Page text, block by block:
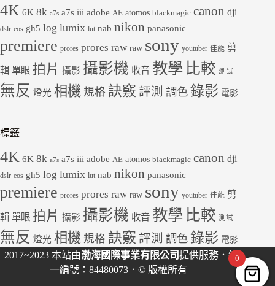
4K 6K 8k a7s a7s iii adobe AE atomos blackmagic canon dji
dslr eos gh5 log lumix lut nab nikon panasonic
premiere prores prores raw raw sony youtuber 佳能 剪
輯 單眼 拍片 攝影 攝影機 收音 教學 比較 測試
無反 燈光 相機 規格 訣竅 評測 調色 錄影 電影
標籤
4K 6K 8k a7s a7s iii adobe AE atomos blackmagic canon dji
dslr eos gh5 log lumix lut nab nikon panasonic
premiere prores prores raw raw sony youtuber 佳能 剪
輯 單眼 拍片 攝影 攝影機 收音 教學 比較 測試
無反 燈光 相機 規格 訣竅 評測 調色 錄影 電影
2017~2023 本站由渤海國際事業有限公司提供服務．統
一編號：84480073．© 版權所有
0